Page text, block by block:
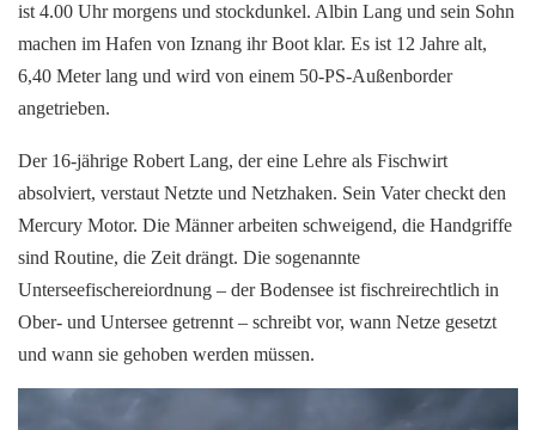
ist 4.00 Uhr morgens und stockdunkel. Albin Lang und sein Sohn
machen im Hafen von Iznang ihr Boot klar. Es ist 12 Jahre alt,
6,40 Meter lang und wird von einem 50-PS-Außenborder
angetrieben.
Der 16-jährige Robert Lang, der eine Lehre als Fischwirt
absolviert, verstaut Netzte und Netzhaken. Sein Vater checkt den
Mercury Motor. Die Männer arbeiten schweigend, die Handgriffe
sind Routine, die Zeit drängt. Die sogenannte
Unterseefischereiordnung – der Bodensee ist fischreirechtlich in
Ober- und Untersee getrennt – schreibt vor, wann Netze gesetzt
und wann sie gehoben werden müssen.